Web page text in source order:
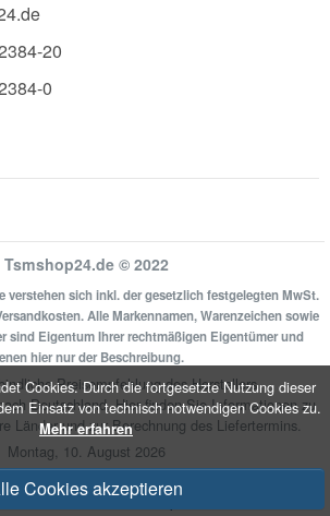
Cookies. Durch die fortgesetzte Nutzung dieser
Einsatz von technisch notwendigen Cookies zu.
Mehr erfahren
Cookies akzeptieren
20
0
Tsmshop24.de © 2022
verstehen sich inkl. der gesetzlich festgelegten MwSt.
Alle Markennamen, Warenzeichen sowie
sind Eigentum Ihrer rechtmäßigen Eigentümer und
hier nur der Beschreibung.
Preisempfehlung des Herstellers
Deutschland.Hierfinden Sie Informationen zu
Länder und zur Berechnung des Liefertermins.
Montag, 10. August 2026
mitxonic-solutions Shopsoftware